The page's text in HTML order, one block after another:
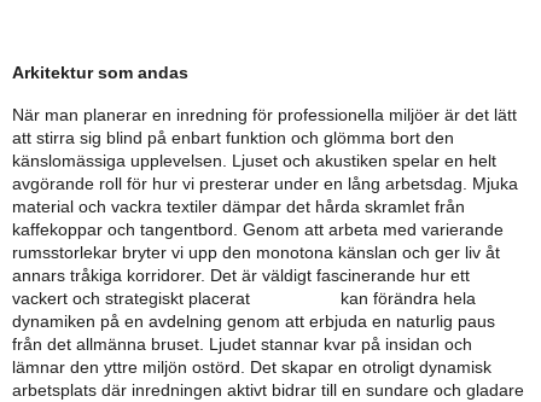
Arkitektur som andas
När man planerar en inredning för professionella miljöer är det lätt
att stirra sig blind på enbart funktion och glömma bort den
känslomässiga upplevelsen. Ljuset och akustiken spelar en helt
avgörande roll för hur vi presterar under en lång arbetsdag. Mjuka
material och vackra textiler dämpar det hårda skramlet från
kaffekoppar och tangentbord. Genom att arbeta med varierande
rumsstorlekar bryter vi upp den monotona känslan och ger liv åt
annars tråkiga korridorer. Det är väldigt fascinerande hur ett
vackert och strategiskt placerat
kan förändra hela
dynamiken på en avdelning genom att erbjuda en naturlig paus
från det allmänna bruset. Ljudet stannar kvar på insidan och
lämnar den yttre miljön ostörd. Det skapar en otroligt dynamisk
arbetsplats där inredningen aktivt bidrar till en sundare och gladare